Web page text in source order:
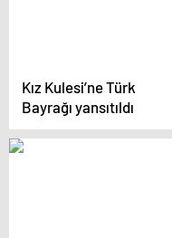
Kız Kulesi’ne Türk
Bayrağı yansıtıldı